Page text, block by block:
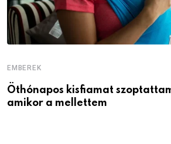
EMBEREK
Öthónapos kisfiamat
amikor a mellettem